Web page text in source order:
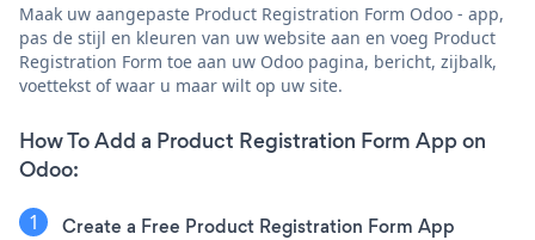
Maak uw aangepaste Product Registration Form Odoo - app,
pas de stijl en kleuren van uw website aan en voeg Product
Registration Form toe aan uw Odoo pagina, bericht, zijbalk,
voettekst of waar u maar wilt op uw site.
How To Add a Product Registration Form App on
Odoo:
Create a Free Product Registration Form App